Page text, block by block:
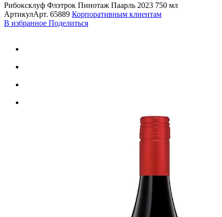
Рибоксклуф Флэтрок Пинотаж Паарль 2023 750 мл
АртикулАрт. 65889 Корпоративным клиентам
В избранное Поделиться